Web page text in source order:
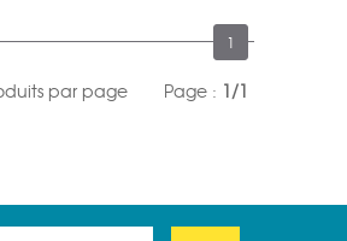
1
Page : 1/1
par page